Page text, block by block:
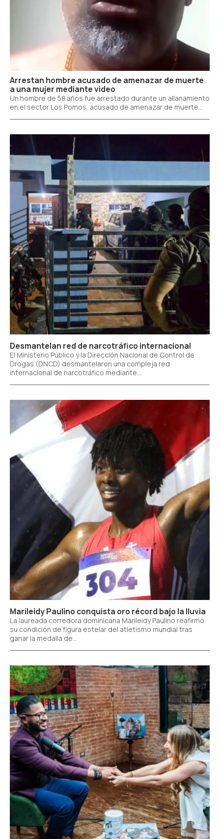
Arrestan hombre acusado de amenazar de muerte
a una mujer mediante video
Un hombre de 58 años fue arrestado durante un allanamiento
en el sector Los Pomos, acusado de amenazar de muerte...
Desmantelan red de narcotráfico internacional
El Ministerio Público y la Dirección Nacional de Control de
Drogas (DNCD) desmantelaron una compleja red
internacional de narcotráfico mediante...
Marileidy Paulino conquista oro récord bajo la lluvia
La laureada corredora dominicana Marileidy Paulino reafirmó
su condición de figura estelar del atletismo mundial tras
ganar la medalla de...